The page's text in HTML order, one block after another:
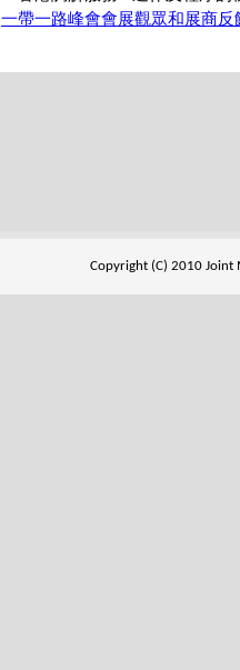
一帶一路峰會會展觀眾和展商反
Copyright (C) 2010 Joint